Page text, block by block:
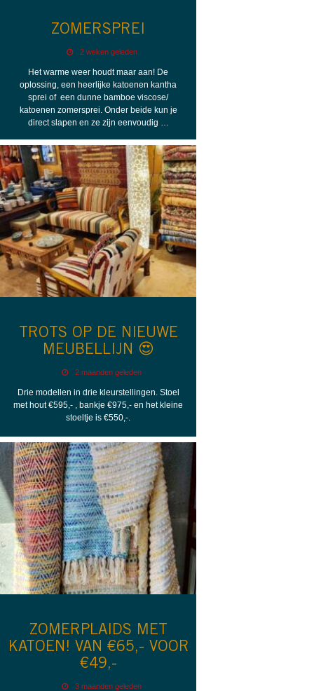
ZOMERSPREI
2 weken geleden
Het warme weer houdt maar aan! De
oplossing, een heerlijke katoenen kantha
sprei of een dunne bamboe viscose/
katoenen zomersprei. Onder beide kun je
direct slapen en ze zijn eenvoudig …
TROTS OP DE NIEUWE
MEUBELLIJN 😍
2 maanden geleden
Drie modellen in drie kleurstellingen. Stoel
met hout €595,- , bankje €975,- en het kleine
stoeltje is €550,-.
ZOMERPLAIDS MET
KATOEN! VAN €65,- VOOR
€49,-
3 maanden geleden